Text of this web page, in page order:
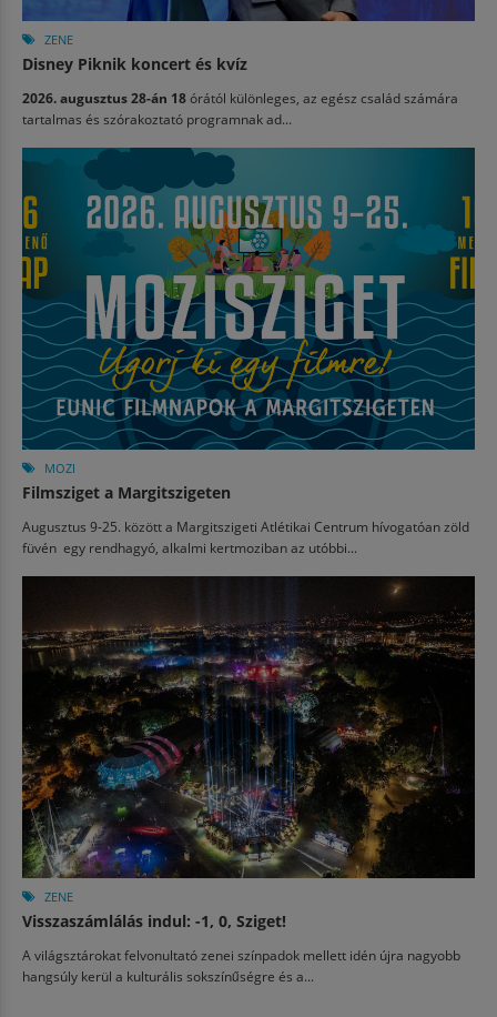
ZENE
Disney Piknik koncert és kvíz
2026. augusztus 28-án 18órától különleges, az egész család számára
tartalmas és szórakoztató programnak ad...
MOZI
Filmsziget a Margitszigeten
Augusztus 9-25. között a Margitszigeti Atlétikai Centrum hívogatóan zöld
füvén egy rendhagyó, alkalmi kertmoziban az utóbbi...
ZENE
Visszaszámlálás indul: -1, 0, Sziget!
A világsztárokat felvonultató zenei színpadok mellett idén újra nagyobb
hangsúly kerül a kulturális sokszínűségre és a...